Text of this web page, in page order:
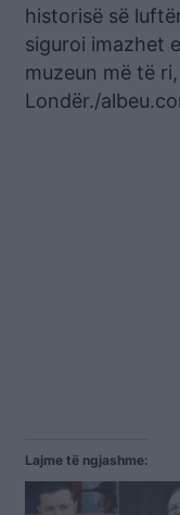
historisë së
siguroi imazhet
muzeun më të
Londër./
Lajme të ngjashme: